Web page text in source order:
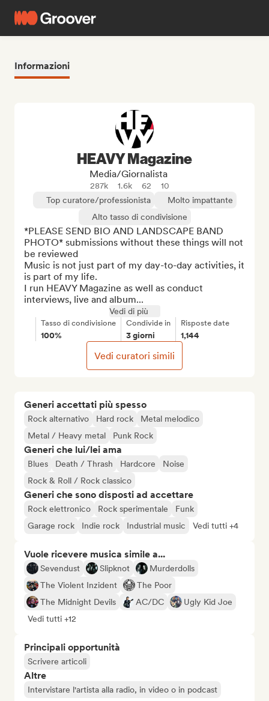
Informazioni
Generi accettati più spesso
Rock alternativo Hard rock
Metal melodico
Metal / Heavy metal
Punk Rock
Generi che lui/lei ama
Blues Death / Thrash Hardcore
Noise
Rock & Roll / Rock classico
Generi che sono disposti ad accettare
Rock elettronico Rock sperimentale
Funk
Garage rock
Indie rock Industrial music Vedi tutti +4
Vuole ricevere musica simile a...
Sevendust Slipknot
Murderdolls
The Violent Inzident
The Poor
The Midnight Devils
AC/DC
Ugly Kid Joe
Vedi tutti +12
Principali opportunità
Scrivere articoli
Altre
Intervistare l'artista alla radio, in video o in podcast
HEAVY Magazine
Media/Giornalista
287k 1.6k 62
10
Top curatore/professionista
Molto impattante
Alto tasso di condivisione
*PLEASE SEND BIO AND LANDSCAPE BAND
PHOTO* submissions without these things will not
be reviewed
Music is not just part of my day-to-day activities, it
is part of my life.
I run HEAVY Magazine as well as conduct
interviews, live and album...
Vedi di più
Tasso di condivisione
100%
Condivide in
3 giorni
Risposte date
1,144
Vedi curatori simili